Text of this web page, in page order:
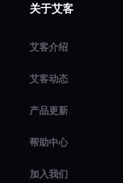
关于艾客
艾客介绍
艾客动态
产品更新
帮助中心
加入我们